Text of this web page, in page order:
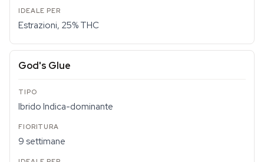
Estrazioni, 25% THC
God's Glue
Ibrido Indica-dominante
9 settimane